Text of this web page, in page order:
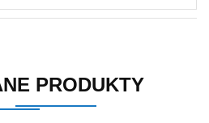
PRODUKTY